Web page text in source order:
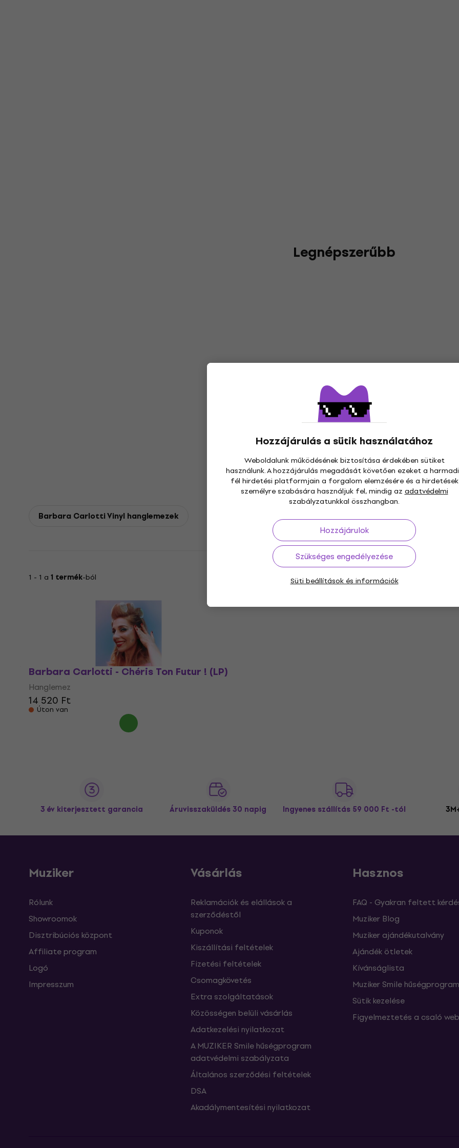
Hozzájárulás a sütik használatához
Weboldalunk működésének biztosítása érdekében sütiket
használunk. A hozzájárulás megadását követően ezeket a
fél hirdetési platformjain a forgalom elemzésére és a hirdetések
személyre szabására használjuk fel, mindig az adatvédelmi
szabályzatunkkal összhangban.
Hozzájárulok
Szükséges engedélyezése
Süti beállítások és információk
Legnépszerűbb
Barbara Carlotti Vinyl hanglemezek
1 - 1 a 1 termék-ból
Barbara Carlotti - Chéris Ton Futur ! (LP)
Hanglemez
14 520 Ft
Úton van
3 év kiterjesztett garancia Áruvisszaküldés 30 napig Ingyenes szállítás 59 000 Ft -tól
Muziker
Rólunk
Showroomok
Disztribúciós központ
Affiliate program
Logó
Impresszum
Vásárlás
Reklamációk és elállások a
szerződéstől
Kuponok
Kiszállítási feltételek
Fizetési feltételek
Csomagkövetés
Extra szolgáltatások
Közösségen belüli vásárlás
Adatkezelési nyilatkozat
A MUZIKER Smile hűségprogram
adatvédelmi szabályzata
Általános szerződési feltételek
DSA
Akadálymentesítési nyilatkozat
Hasznos
FAQ - Gyakran feltett
Muziker Blog
Muziker ajándékutalvány
Ajándék ötletek
Kívánságlista
Muziker Smile hűségprogram
Sütik kezelése
Figyelmeztetés a csaló